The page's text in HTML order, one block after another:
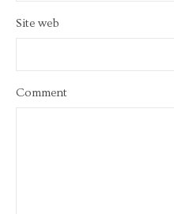
Site web
Comment